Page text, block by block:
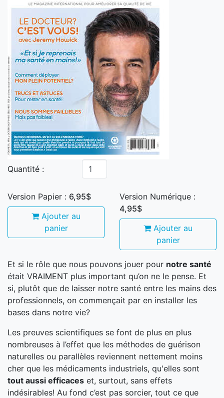
Quantité :
Version Papier : 6,95$
Ajouter au
panier
Version Numérique :
4,95$
Ajouter au
panier
Et si le rôle que nous pouvons jouer pour notre santé
était VRAIMENT plus important qu’on ne le pense. Et
si, plutôt que de laisser notre santé entre les mains des
professionnels, on commençait par en installer les
bases dans notre vie?
Les preuves scientifiques se font de plus en plus
nombreuses à l’effet que les méthodes de guérison
naturelles ou parallèles reviennent nettement moins
cher que les médicaments industriels, qu'elles sont
tout aussi efficaces et, surtout, sans effets
indésirables! Au fond c’est pas sorcier, tout ce que